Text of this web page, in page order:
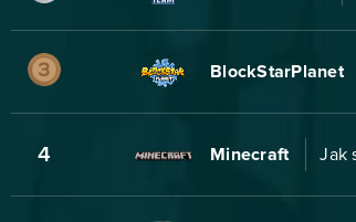
BlockStarPlanet
4 Minecraft Jak